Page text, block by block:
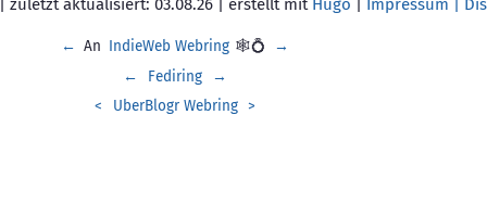
← An IndieWeb Webring 🕸💍
→
←
Fediring
→
<
UberBlogr Webring >